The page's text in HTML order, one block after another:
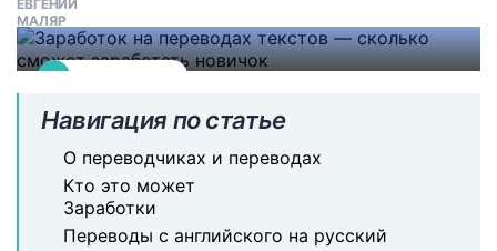
#
соискателям.
Навигация по статье
О переводчиках и переводах
Кто это может
Заработки
Переводы с английского на русский